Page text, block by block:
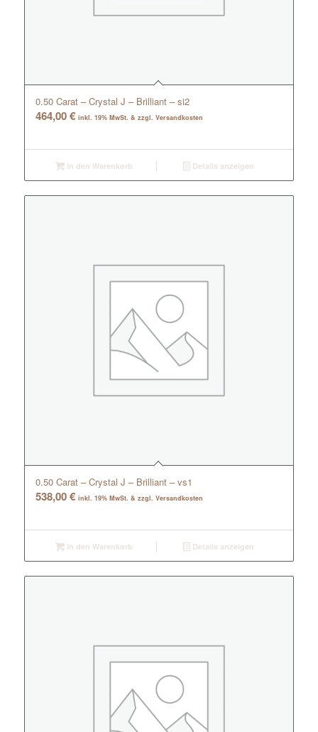
0.50 Carat – Crystal J – Brilliant – si2
464,00€ inkl. 19% MwSt. & zzgl. Versandkosten
In den Warenkorb Details anzeigen
0.50 Carat – Crystal J – Brilliant – vs1
538,00€ inkl. 19% MwSt. & zzgl. Versandkosten
In den Warenkorb Details anzeigen